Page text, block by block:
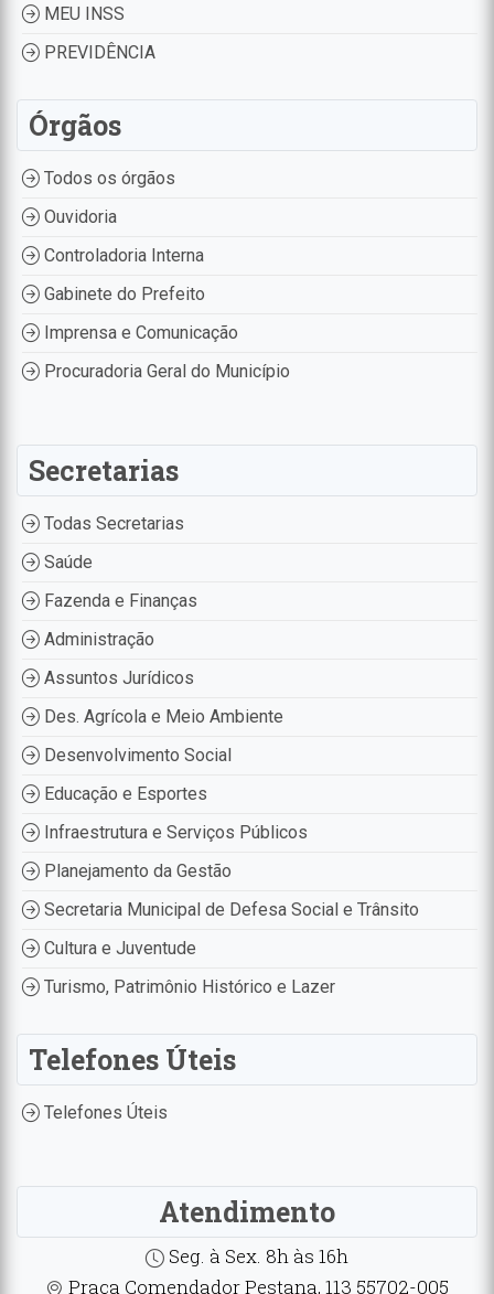
MEU INSS
PREVIDÊNCIA
Órgãos
Todos os órgãos
Ouvidoria
Controladoria Interna
Gabinete do Prefeito
Imprensa e Comunicação
Procuradoria Geral do Município
Secretarias
Todas Secretarias
Saúde
Fazenda e Finanças
Administração
Assuntos Jurídicos
Des. Agrícola e Meio Ambiente
Desenvolvimento Social
Educação e Esportes
Infraestrutura e Serviços Públicos
Planejamento da Gestão
Secretaria Municipal de Defesa Social e Trânsito
Cultura e Juventude
Turismo, Patrimônio Histórico e Lazer
Telefones Úteis
Telefones Úteis
Atendimento
Seg. à Sex. 8h às 16h
Praça Comendador Pestana, 113 55702-005